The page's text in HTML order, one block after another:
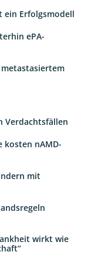
Erfolgsmodell
ePA-
Verdachtsfällen
kosten nAMD-
mit
wirkt wie